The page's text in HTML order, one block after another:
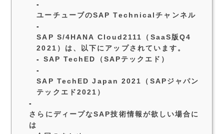
ユーチューブのSAP Technicalチャンネル
SAP S/4HANA Cloud2111（SaaS版Q4
2021）は、以下にアップされています。
SAP TechED（SAPテックエド）
SAP TechED Japan 2021（SAPジャパン
テックエド2021）
さらにディープなSAP技術情報が欲しい場合に
は